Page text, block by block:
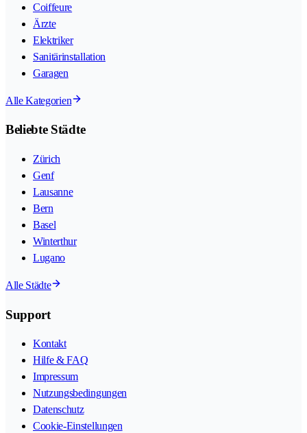
Coiffeure
Ärzte
Elektriker
Sanitärinstallation
Garagen
Alle Kategorien
Beliebte Städte
Zürich
Genf
Lausanne
Bern
Basel
Winterthur
Lugano
Alle Städte
Support
Kontakt
Hilfe & FAQ
Impressum
Nutzungsbedingungen
Datenschutz
Cookie-Einstellungen